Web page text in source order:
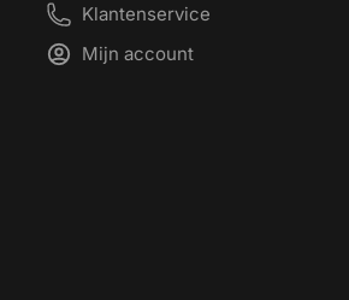
Klantenservice
Mijn account